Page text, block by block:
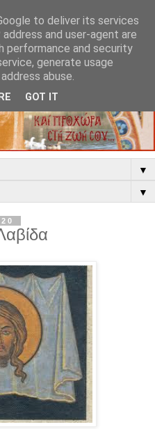
▼
▼
to deliver its services
and user-agent are
performance and security
generate usage
abuse.
GOT IT